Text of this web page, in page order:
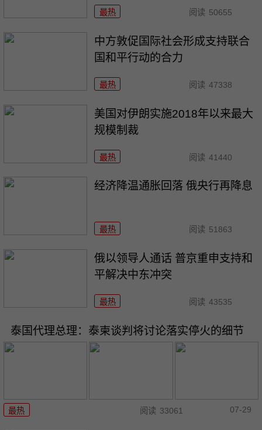
最热 阅读 50655
中方敦促国际社会形成支持联合
国和平行动的合力
最热 阅读 47338
美国对伊朗实施2018年以来最大
规模制裁
最热 阅读 41440
经济降温通胀回落 俄央行再降息
最热 阅读 51863
俄以领导人通话 普京重申支持和
平解决中东冲突
最热 阅读 43535
泰国代理总理：泰柬谈判将讨论落实停火的细节
最热 阅读 33061 07-29